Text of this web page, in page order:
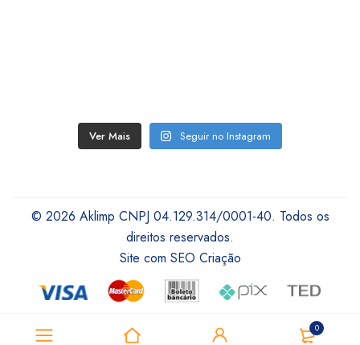
0
Ver Mais Seguir no Instagram
© 2026 Aklimp CNPJ 04.129.314/0001-40. Todos os
direitos reservados.
Site com SEO Criação